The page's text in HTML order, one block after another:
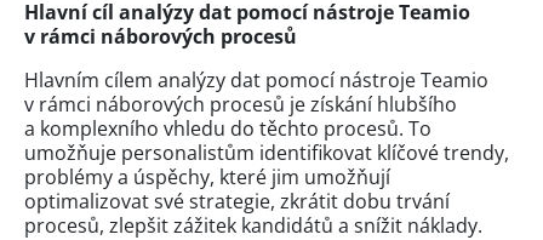
Hlavní cíl analýzy dat pomocí nástroje Teamio
v rámci náborových procesů
Hlavním cílem analýzy dat pomocí nástroje Teamio
v rámci náborových procesů je získání hlubšího
a komplexního vhledu do těchto procesů. To
umožňuje personalistům identifikovat klíčové trendy,
problémy a úspěchy, které jim umožňují
optimalizovat své strategie, zkrátit dobu trvání
procesů, zlepšit zážitek kandidátů a snížit náklady.